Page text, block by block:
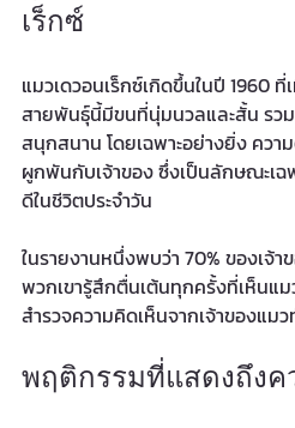
เร็กซ์
แมวเดวอนเร็กซ์เกิดขึ้นในปี 1960
สายพันธุ์นี้มีขนที่นุ่มนวลและสั้น รว
สนุกสนาน โดยเฉพาะอย่างยิ่ง ควา
ผูกพันกับเจ้าของ ซึ่งเป็นลักษณะเ
ดีในชีวิตประจำวัน
ในรายงานหนึ่งพบว่า 70% ของเจ้า
พวกเขารู้สึกตื่นเต้นทุกครั้งที่เห็นแ
สำรวจความคิดเห็นจากเจ้าของแมว
พฤติกรรมที่แสดงถึงค